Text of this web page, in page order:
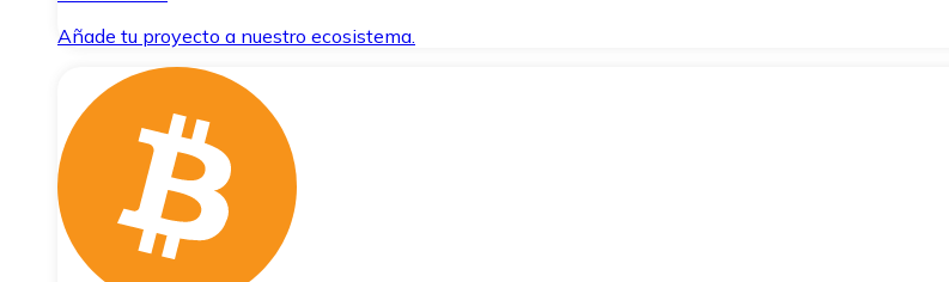
Añade tu proyecto a nuestro ecosistema.